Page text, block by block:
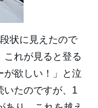
状に見えたので
これが見ると登る
が欲しい！」と泣
いたのですが、1